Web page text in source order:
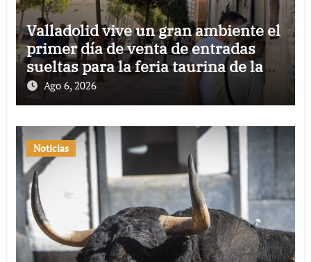
Valladolid vive un gran ambiente el
primer día de venta de entradas
sueltas para la feria taurina de la
Virgen de San Lorenzo
Ago 6, 2026
Noticias